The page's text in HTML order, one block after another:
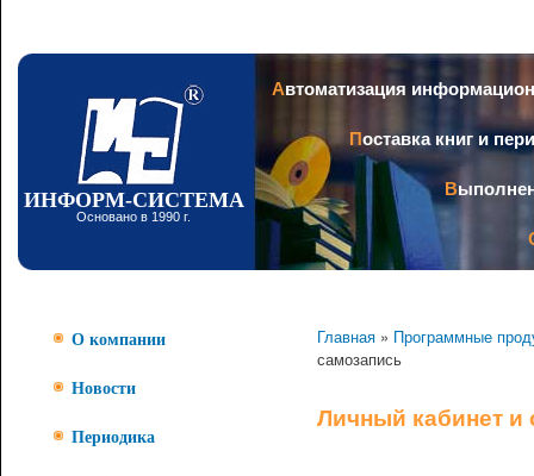
ИНФОРМ-СИСТЕМА
Основано в 1990 г.
Автоматизация
Поставка книг и
О компании
Новости
Периодика
Главная » Программные
самозапись
Личный кабинет и